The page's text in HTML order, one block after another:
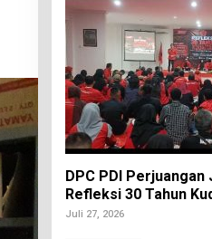
DPC PDI
Refleksi 30 Tahun
Penuntasan Hukum
Juli 27, 2026